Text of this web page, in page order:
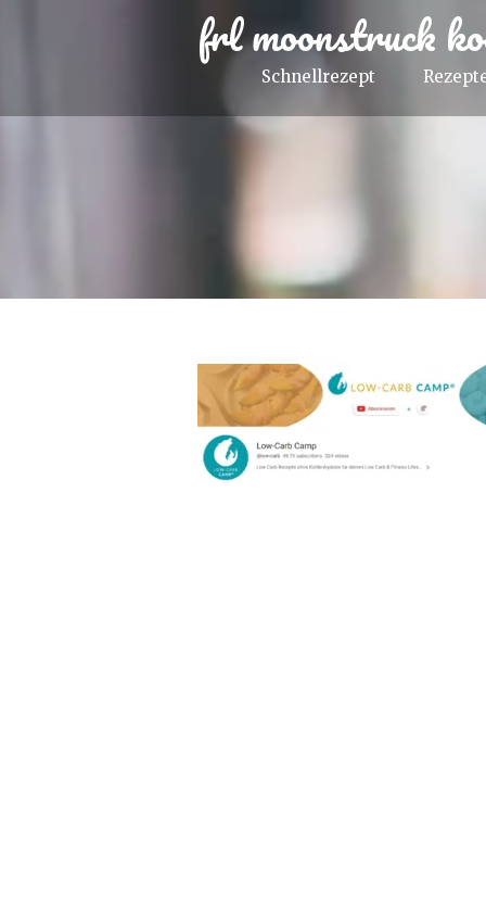
frl moonstruck
Schnellrezept